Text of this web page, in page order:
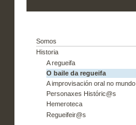
Somos
Historia
A regueifa
O baile da regueifa
A improvisación oral no mundo
Personaxes Históric@s
Hemeroteca
Regueifeir@s